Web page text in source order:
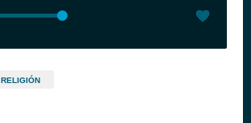
RELIGIÓN